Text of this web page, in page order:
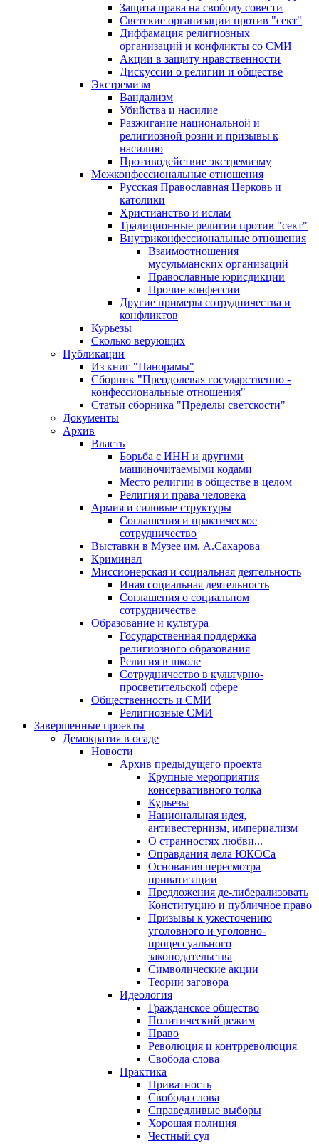
Защита права на свободу совести
Светские организации против "сект"
Диффамация религиозных
организаций и конфликты со СМИ
Акции в защиту нравственности
Дискуссии о религии и обществе
Экстремизм
Вандализм
Убийства и насилие
Разжигание национальной и
религиозной розни и призывы к
насилию
Противодействие экстремизму
Межконфессиональные отношения
Русская Православная Церковь и
католики
Христианство и ислам
Традиционные религии против "сект"
Внутриконфессиональные отношения
Взаимоотношения
мусульманских организаций
Православные юрисдикции
Прочие конфессии
Другие примеры сотрудничества и
конфликтов
Курьезы
Сколько верующих
Публикации
Из книг "Панорамы"
Сборник "Преодолевая государственно -
конфессиональные отношения"
Статьи сборника "Пределы светскости"
Документы
Архив
Власть
Борьба с ИНН и другими
машиночитаемыми кодами
Место религии в обществе в целом
Религия и права человека
Армия и силовые структуры
Соглашения и практическое
сотрудничество
Выставки в Музее им. А.Сахарова
Криминал
Миссионерская и социальная деятельность
Иная социальная деятельность
Соглашения о социальном
сотрудничестве
Образование и культура
Государственная поддержка
религиозного образования
Религия в школе
Сотрудничество в культурно-
просветительской сфере
Общественность и СМИ
Религиозные СМИ
Завершенные проекты
Демократия в осаде
Новости
Архив предыдущего проекта
Крупные мероприятия
консервативного толка
Курьезы
Национальная идея,
антивестернизм, империализм
О странностях любви...
Оправдания дела ЮКОСа
Основания пересмотра
приватизации
Предложения де-либерализовать
Конституцию и публичное право
Призывы к ужесточению
уголовного и уголовно-
процессуального
законодательства
Символические акции
Теории заговора
Идеология
Гражданское общество
Политический режим
Право
Революция и контрреволюция
Свобода слова
Практика
Приватность
Свобода слова
Справедливые выборы
Хорошая полиция
Честный суд